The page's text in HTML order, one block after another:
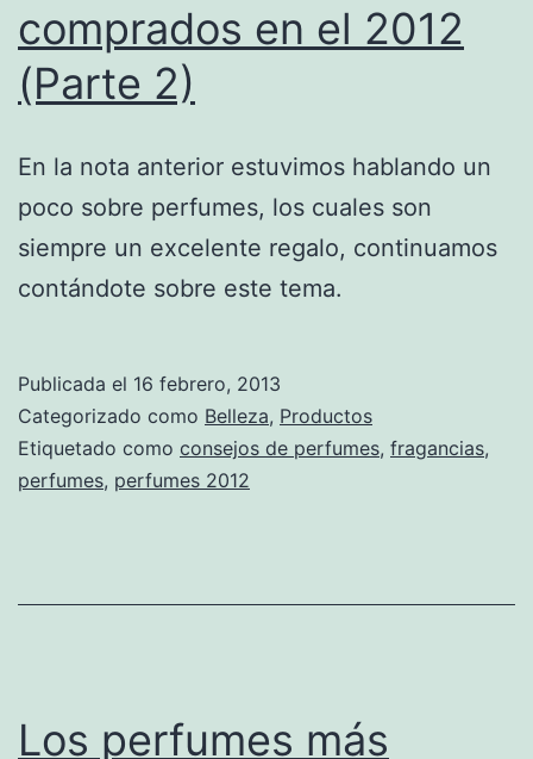
comprados en el 2012
(Parte 2)
En la nota anterior estuvimos hablando un
poco sobre perfumes, los cuales son
siempre un excelente regalo, continuamos
contándote sobre este tema.
Publicada el 16 febrero, 2013
Categorizado como Belleza, Productos
Etiquetado como consejos de perfumes, fragancias,
perfumes, perfumes 2012
Los perfumes más